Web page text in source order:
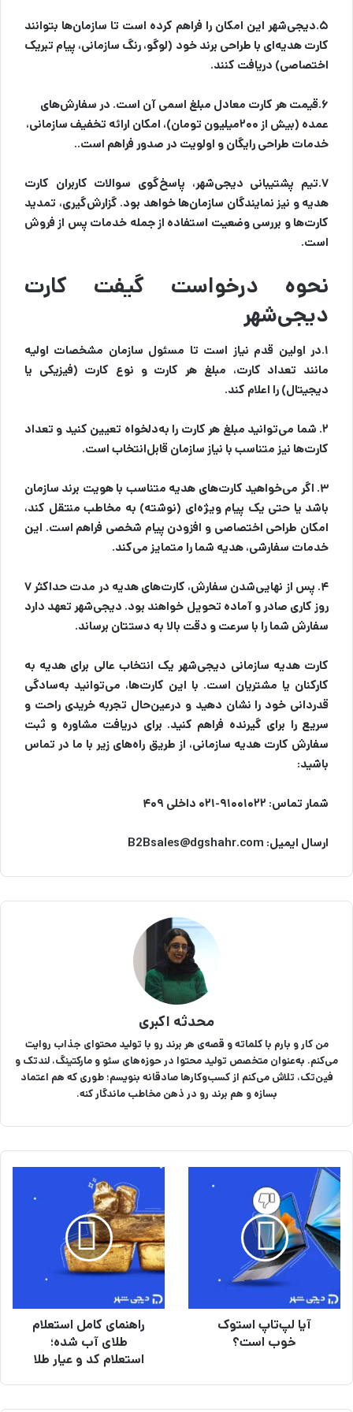
۵.دیجی‌شهر این امکان را فراهم کرده است تا سازمان‌ها بتوانند
کارت هدیه‌ای با طراحی برند خود (لوگو، رنگ سازمانی، پیام تبریک
اختصاصی) دریافت کنند.
۶.قیمت هر کارت معادل مبلغ اسمی آن است. در سفارش‌های
عمده (بیش از ۲۰۰میلیون تومان)، امکان ارائه تخفیف سازمانی،
خدمات طراحی رایگان و اولویت در صدور فراهم است..
۷.تیم پشتیبانی دیجی‌شهر، پاسخ‌گوی سوالات کاربران کارت
هدیه و نیز نمایندگان سازمان‌ها خواهد بود. گزارش‌گیری، تمدید
کارت‌ها و بررسی وضعیت استفاده از جمله خدمات پس از فروش
است.
نحوه درخواست گیفت کارت
دیجی‌شهر
۱.در اولین قدم نیاز است تا مسئول سازمان مشخصات اولیه
مانند تعداد کارت، مبلغ هر کارت و نوع کارت (فیزیکی یا
دیجیتال) را اعلام کند.
۲. شما می‌توانید مبلغ هر کارت را به‌دلخواه تعیین کنید و تعداد
کارت‌ها نیز متناسب با نیاز سازمان قابل‌انتخاب است.
۳. اگر می‌خواهید کارت‌های هدیه‌ متناسب با هویت برند سازمان
باشد یا حتی یک پیام ویژه‌ای (نوشته) به مخاطب منتقل کند،
امکان طراحی اختصاصی و افزودن پیام شخصی فراهم است. این
خدمات سفارشی، هدیه شما را متمایز می‌کند.
۴. پس از نهایی‌شدن سفارش، کارت‌های هدیه در مدت حداکثر ۷
روز کاری صادر و آماده تحویل خواهند بود. دیجی‌شهر تعهد دارد
سفارش شما را با سرعت و دقت بالا به دستتان برساند.
کارت هدیه سازمانی دیجی‌شهر یک انتخاب عالی برای هدیه‌ به
کارکنان یا مشتریان است. با این کارت‌ها، می‌توانید به‌سادگی
قدردانی خود را نشان دهید و درعین‌حال تجربه خریدی راحت و
سریع را برای گیرنده فراهم کنید. برای دریافت مشاوره و ثبت
سفارش کارت هدیه سازمانی، از طریق راه‌های زیر با ما در تماس
باشید:
شمار تماس: ۹۱۰۰۱۰۲۲-۰۲۱ داخلی ۴۰۹
ارسال ایمیل: B2Bsales@dgshahr.com
محدثه اکبری
من کار و بارم با کلماته و قصه‌ی هر برند رو با تولید محتوای جذاب روایت
می‌کنم. به‌عنوان متخصص تولید محتوا در حوزه‌های سئو و مارکتینگ، لندتک و
فین‌تک، تلاش می‌کنم از کسب‌وکارها صادقانه بنویسم؛ طوری که هم اعتماد
بسازه و هم برند رو در ذهن مخاطب ماندگار کنه.
آ
ی
ا
ل
پ‌
ت
ا
پ
ا
و
آیا لپ‌تاپ استوک
خوب است؟
ه
ن
م
ا
ی
ک
ا
ع
راهنمای کامل استعلام
طلای آب شده؛
استعلام کد و عیار طلا